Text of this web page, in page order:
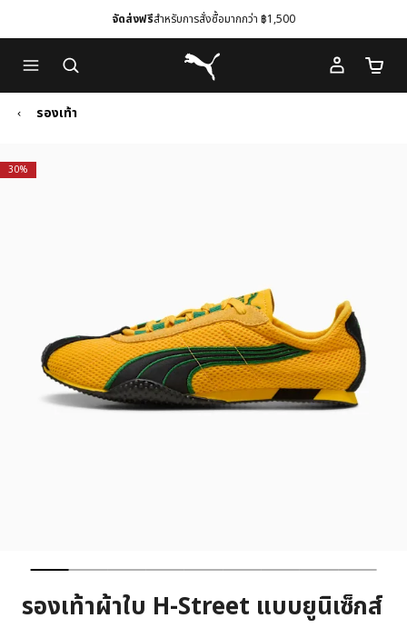
to
Main
content
to
Footer
Content
จัดส่งฟรีสำหรับการสั่งซื้อมากกว่า ฿1,500
Puma โฮม
จำนว
รองเท้า
30%
รองเท้าผ้าใบ H-Street แบบยูนิเซ็กส์